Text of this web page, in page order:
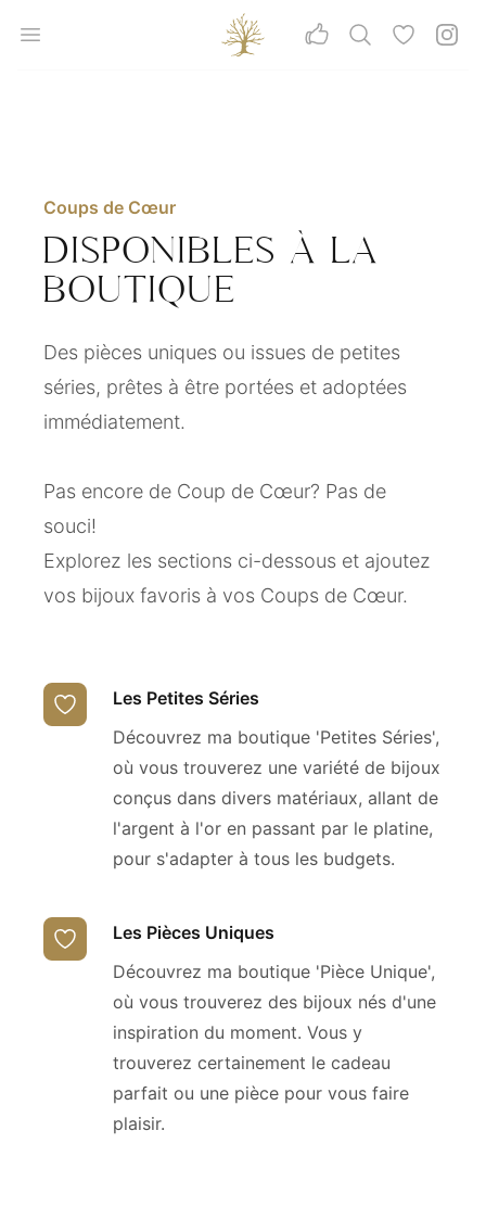
Open menu
Céline Barman
Vos avis
Rechercher
Coups de
Coups de Cœur
DISPONIBLES À LA
BOUTIQUE
Des pièces uniques ou issues de petites
séries, prêtes à être portées et adoptées
immédiatement.
Pas encore de Coup de Cœur? Pas de
souci!
Explorez les sections ci-dessous et ajoutez
vos bijoux favoris à vos Coups de Cœur.
Les Petites Séries
Découvrez ma boutique 'Petites Séries',
où vous trouverez une variété de bijoux
conçus dans divers matériaux, allant de
l'argent à l'or en passant par le platine,
pour s'adapter à tous les budgets.
Les Pièces Uniques
Découvrez ma boutique 'Pièce Unique',
où vous trouverez des bijoux nés d'une
inspiration du moment. Vous y
trouverez certainement le cadeau
parfait ou une pièce pour vous faire
plaisir.